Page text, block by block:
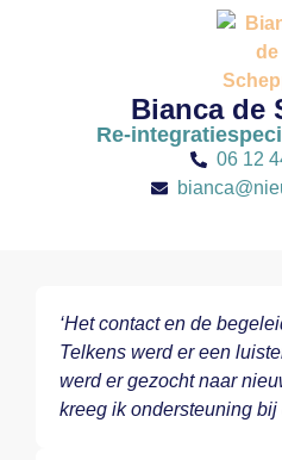
Bianca de
Re-
06 12
‘Het contact en de
Telkens werd er een
werd er gezocht naar
kreeg ik ondersteuning bij